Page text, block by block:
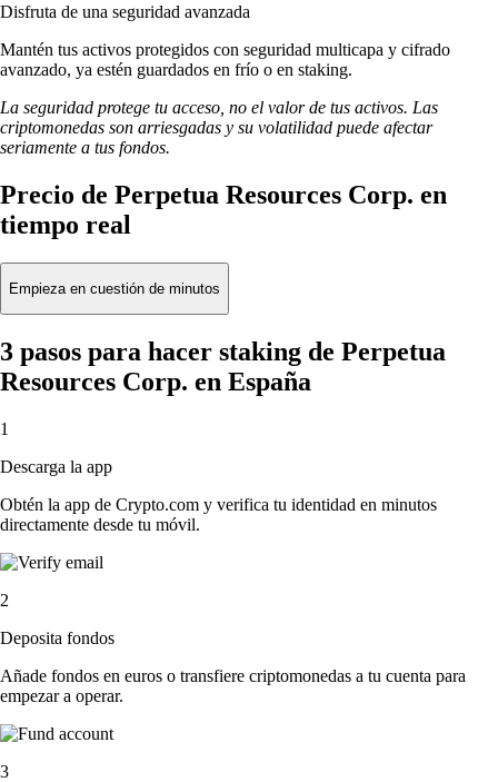
Disfruta de una seguridad avanzada
Mantén tus activos protegidos con seguridad multicapa y cifrado
avanzado, ya estén guardados en frío o en staking.
La seguridad protege tu acceso, no el valor de tus activos. Las
criptomonedas son arriesgadas y su volatilidad puede afectar
seriamente a tus fondos.
Precio de Perpetua Resources Corp. en
tiempo real
Empieza en cuestión de minutos
3 pasos para hacer staking de Perpetua
Resources Corp. en España
1
Descarga la app
Obtén la app de Crypto.com y verifica tu identidad en minutos
directamente desde tu móvil.
2
Deposita fondos
Añade fondos en euros o transfiere criptomonedas a tu cuenta para
empezar a operar.
3